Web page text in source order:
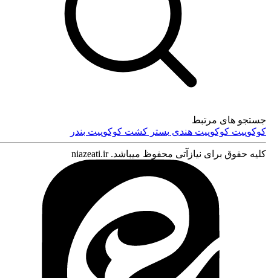
جستجو های مرتبط
کوکوپیتکوکوپیت هندیبستر کشتکوکوپیت بندر
کلیه حقوق برای نیازآتی محفوظ میباشد. niazeati.ir